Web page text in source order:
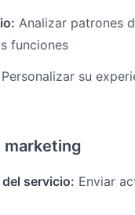
Analizar patrones
funciones
Personalizar su
marketing
servicio: Enviar